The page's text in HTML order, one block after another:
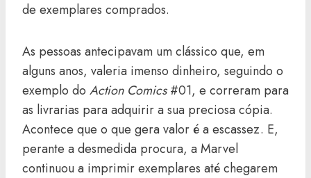
de exemplares comprados.
As pessoas antecipavam um clássico que, em
alguns anos, valeria imenso dinheiro, seguindo o
exemplo do Action Comics#01, e correram para
as livrarias para adquirir a sua preciosa cópia.
Acontece que o que gera valor é a escassez. E,
perante a desmedida procura, a Marvel
continuou a imprimir exemplares até chegarem